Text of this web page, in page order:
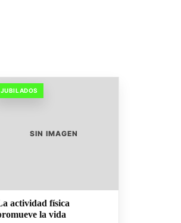
JUBILADOS
SIN IMAGEN
actividad física
la vida